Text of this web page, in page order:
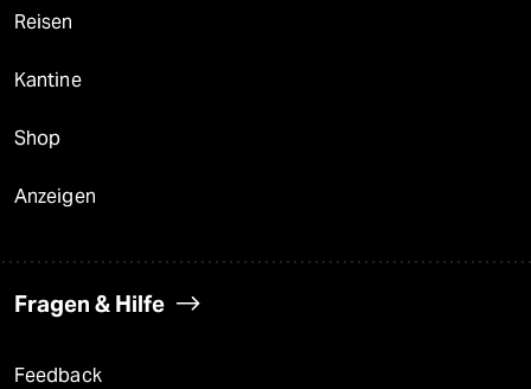
Reisen
Kantine
Shop
Anzeigen
Fragen & Hilfe
Feedback